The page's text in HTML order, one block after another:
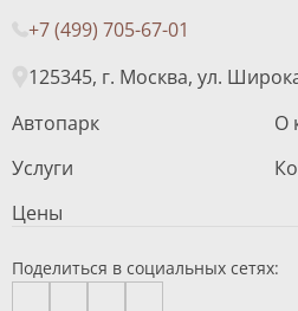
+7 (499) 705-67-01
125345, г. Москва, ул.
Автопарк
Услуги
Цены
О
Поделиться в социальных сетях: